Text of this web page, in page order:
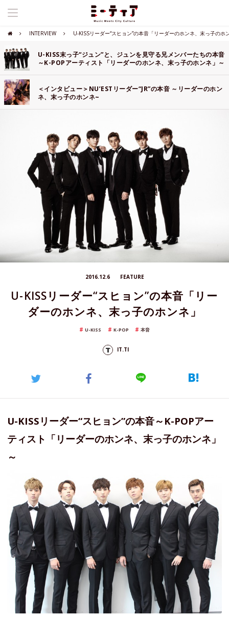
INTERVIEW U-KISSリーダー“スヒョン”の本音「リーダーのホンネ、末っ子のホ
U-KISS末っ子“ジュン”と、ジュンを見守る兄メンバーたちの本音
～K-POPアーティスト「リーダーのホンネ、末っ子のホンネ」～
＜インタビュー＞NU’ESTリーダー“JR”の本音 ～リーダーのホン
ネ、末っ子のホンネ~
2016.12.6 FEATURE
U-KISSリーダー“スヒョン”の本音「リー
ダーのホンネ、末っ子のホンネ」
U-KISS K-POP 本音
IT.TI
U-KISSリーダー“スヒョン”の本音～K-POPアー
ティスト「リーダーのホンネ、末っ子のホンネ」
～